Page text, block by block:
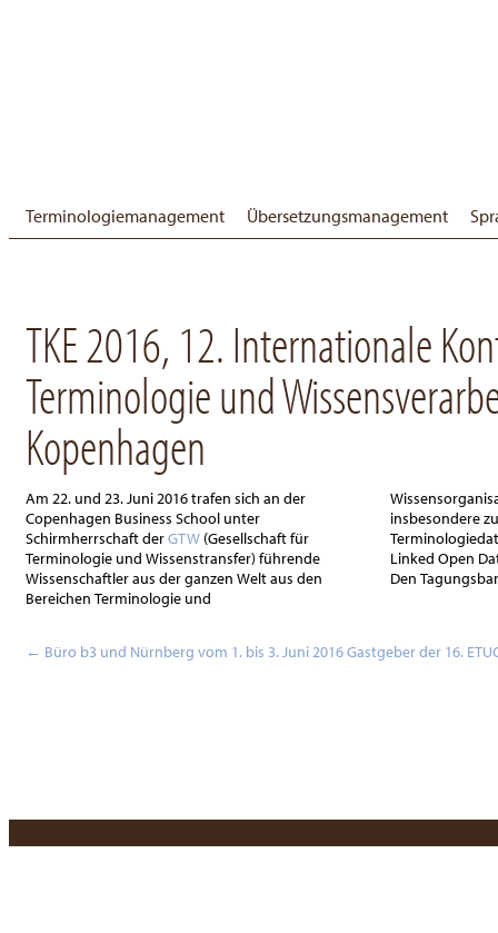
Terminologiemanagement Übersetzungsmanagement
TKE 2016, 12. Internationale
Terminologie und
Kopenhagen
Am 22. und 23. Juni 2016 trafen sich an der
Copenhagen Business School unter
Schirmherrschaft derGTW (Gesellschaft für
Terminologie und Wissenstransfer) führende
Wissenschaftler aus der ganzen Welt aus den
Bereichen Terminologie und
insbesondere
Terminologiedatenbanken und Linguistic
Linked Open
Den
← Büro b3 und Nürnberg vom 1. bis 3. Juni 2016 Gastgeber der 16.